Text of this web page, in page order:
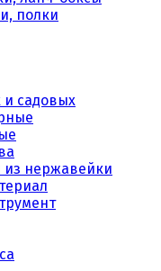
полки
и садовых
из нержавейки